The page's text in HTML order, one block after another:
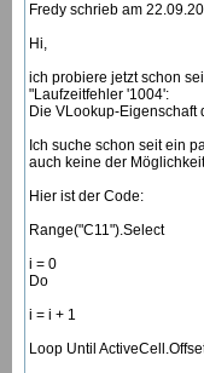
Fredy schrieb am
Hi,
ich probiere jetzt schon
"Laufzeitfehler '1004':
Die VLookup-Eigenschaft
Ich suche schon seit ein
auch keine der
Hier ist der Code:
Range("C11").Select
i = 0
Do
i = i + 1
Loop Until